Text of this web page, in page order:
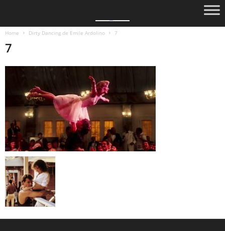
Home Dirty Dancing de Emile Ardolino 7
7